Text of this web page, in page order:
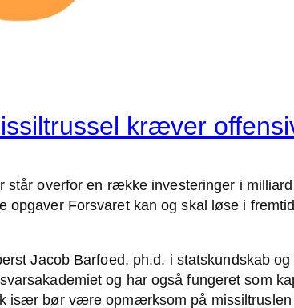
kræver
står overfor en række investeringer i
opgaver Forsvaret kan og skal løse i
Jacob Barfoed, ph.d. i statskundskab
og har også fungeret som
især bør være opmærksom på